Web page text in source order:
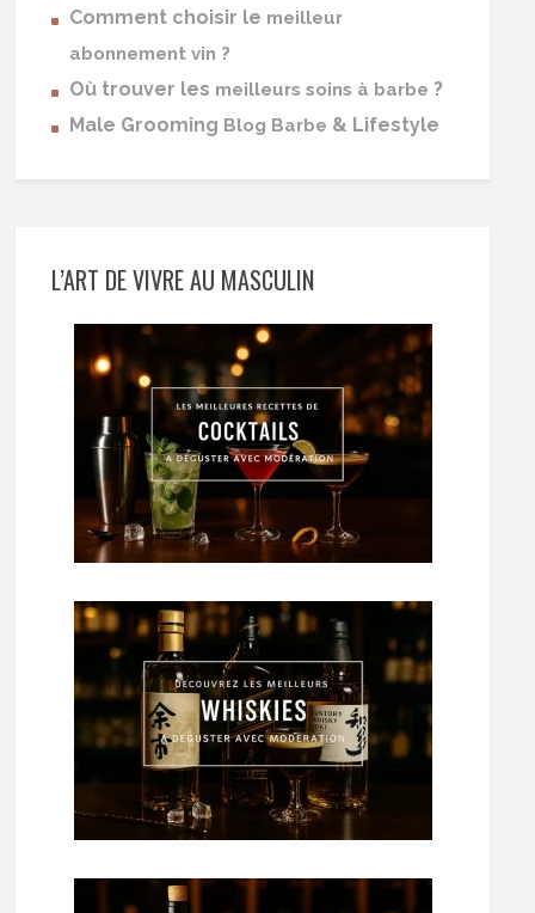
Comment choisir le meilleur
abonnement vin ?
Où trouver les meilleurs soins à barbe ?
Male Grooming Blog Barbe & Lifestyle
L’ART DE VIVRE AU MASCULIN